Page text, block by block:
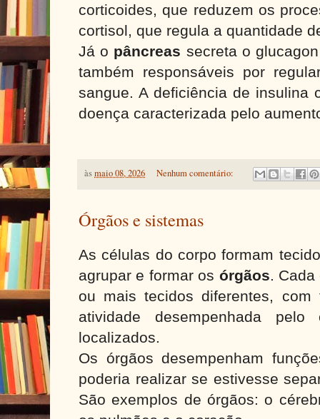
corticoides, que reduzem os
cortisol, que regula a quantidade
Já o pâncreas secreta o
também responsáveis por
sangue. A deficiência de insulina
doença caracterizada pelo
àsmaio 08, 2026 Nenhum comentário:
Órgãos e sistemas
As células do corpo formam
agrupar e formar os órgãos.
ou mais tecidos diferentes, com
atividade desempenhada
localizados.
Os órgãos desempenham
poderia realizar se estivesse
São exemplos de órgãos: o